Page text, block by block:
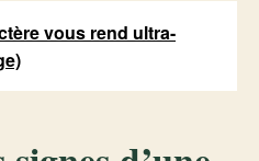
vous rend ultra-